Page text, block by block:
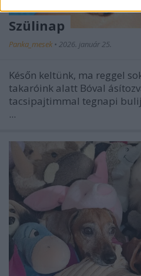
Szülinap
Panka_mesek • 2026. január 25.
Későn keltünk, ma reggel
takaróink alatt Bóval
tacsipajtimmal tegnapi
...